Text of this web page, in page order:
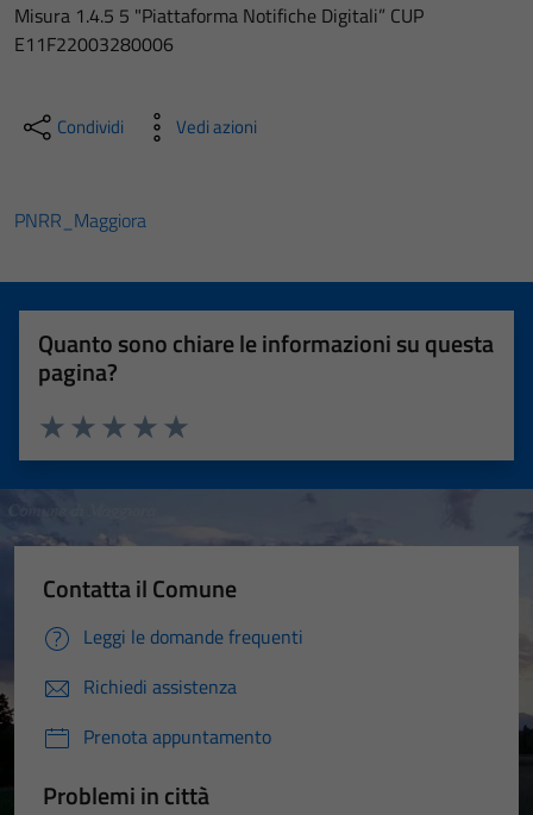
Misura 1.4.5 5 "Piattaforma Notifiche Digitali” CUP
E11F22003280006
Condividi Vedi azioni
PNRR_Maggiora
Quanto sono chiare le informazioni su questa
pagina?
Valuta 5 stelle su 5
Valuta 4 stelle su 5
Valuta 3 stelle su 5
Valuta 2 stelle su 5
Valuta 1 stelle su 5
Contatta il Comune
Leggi le domande frequenti
Richiedi assistenza
Prenota appuntamento
Problemi in città